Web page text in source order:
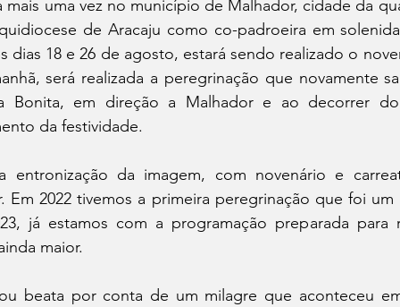
mais uma vez no município de Malhador, cidade da
de Aracaju como co-padroeira em
dias 18 e 26 de agosto, estará sendo realizado o
será realizada a peregrinação que novamente
Bonita, em direção a Malhador e ao decorrer
da festividade.
entronização da imagem, com novenário e
Em 2022 tivemos a primeira peregrinação que foi um
já estamos com a programação preparada para
maior.
beata por conta de um milagre que aconteceu